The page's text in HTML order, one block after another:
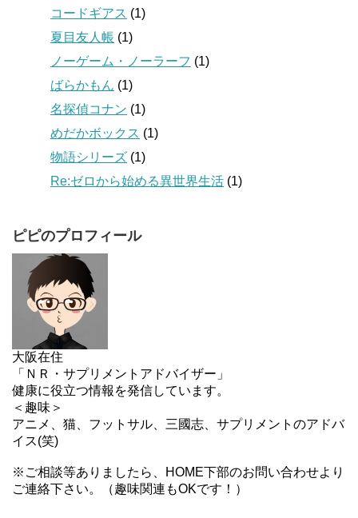
コードギアス (1)
夏目友人帳 (1)
ノーゲーム・ノーラーフ (1)
ばらかもん (1)
名探偵コナン (1)
めだかボックス (1)
物語シリーズ (1)
Re:ゼロから始める異世界生活 (1)
ピピのプロフィール
大阪在住
「ＮＲ・サプリメントアドバイザー」
健康に役立つ情報を発信しています。
＜趣味＞
アニメ、猫、フットサル、三國志、サプリメントのアドバ
イス(笑)
※ご相談等ありましたら、HOME下部のお問い合わせより
ご連絡下さい。（趣味関連もOKです！）